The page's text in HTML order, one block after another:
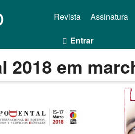
Revista Assinatura
Entrar
2018 em